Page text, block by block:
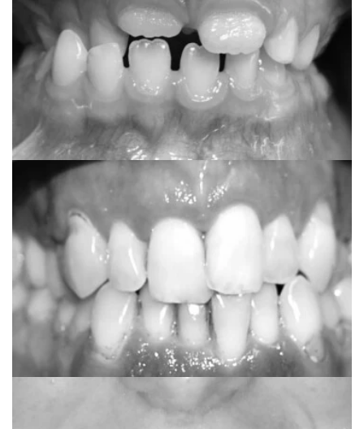
Lukas
Pločice + Invisalign First (Terapija u tijeku)
Jelena